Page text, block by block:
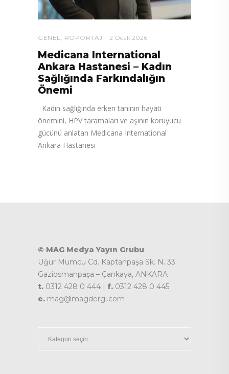
GENEL, RÖPORTAJ 2 Ocak 2026
Medicana International
Ankara Hastanesi – Kadın
Sağlığında Farkındalığın
Önemi
Kadın sağlığında erken tanının hayati
önemini, HPV taramaları ve aşının koruyucu
gücünü anlatan Medicana International
Ankara Hastanesi
© MAG Medya Yayın Grubu
Uğur Mumcu Cd. Kaptanpaşa Sk. N. 33
Gaziosmanpaşa – Çankaya, ANKARA
t. 0312 428 0 444 | f. 0312 428 0 445
e. mag@magdergi.com